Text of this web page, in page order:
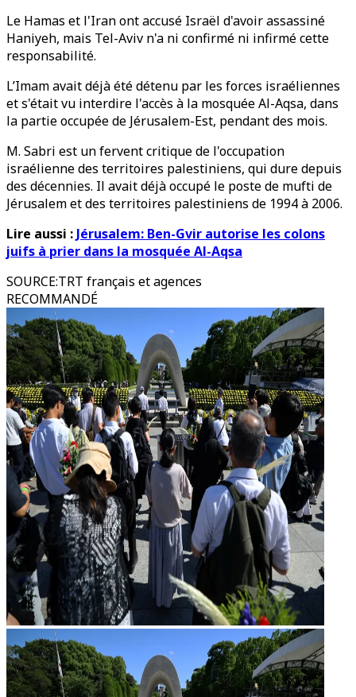
Le Hamas et l'Iran ont accusé Israël d'avoir assassiné
Haniyeh, mais Tel-Aviv n'a ni confirmé ni infirmé cette
responsabilité.
L’Imam avait déjà été détenu par les forces israéliennes
et s'était vu interdire l'accès à la mosquée Al-Aqsa, dans
la partie occupée de Jérusalem-Est, pendant des mois.
M. Sabri est un fervent critique de l'occupation
israélienne des territoires palestiniens, qui dure depuis
des décennies. Il avait déjà occupé le poste de mufti de
Jérusalem et des territoires palestiniens de 1994 à 2006.
Lire aussi : Jérusalem: Ben-Gvir autorise les colons
juifs à prier dans la mosquée Al-Aqsa
SOURCE:TRT français et agences
RECOMMANDÉ